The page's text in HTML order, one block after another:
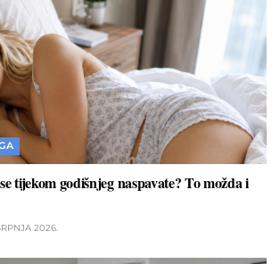
tijekom godišnjeg naspavate? To možda i
2026.